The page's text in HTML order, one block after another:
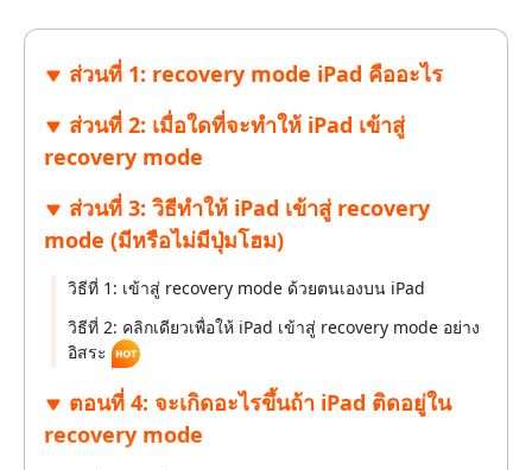
ส่วนที่ 1: recovery mode iPad คืออะไร
ส่วนที่ 2: เมื่อใดที่จะทำให้ iPad เข้าสู่
recovery mode
ส่วนที่ 3: วิธีทำให้ iPad เข้าสู่ recovery
mode (มีหรือไม่มีปุ่มโฮม)
วิธีที่ 1: เข้าสู่ recovery mode ด้วยตนเองบน iPad
วิธีที่ 2: คลิกเดียวเพื่อให้ iPad เข้าสู่ recovery mode อย่าง
อิสระ
ตอนที่ 4: จะเกิดอะไรขึ้นถ้า iPad ติดอยู่ใน
recovery mode